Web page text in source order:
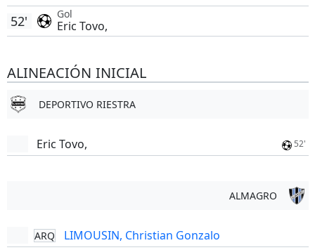
Gol
Eric Tovo,
52'
ALINEACIÓN INICIAL
DEPORTIVO RIESTRA
Eric Tovo, 52'
ALMAGRO
ARQ LIMOUSIN, Christian Gonzalo